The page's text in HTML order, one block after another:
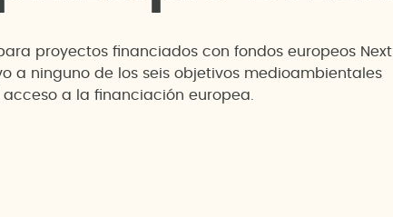
proyectos financiados con fondos europeos Next
a ninguno de los seis objetivos medioambientales
a la financiación europea.